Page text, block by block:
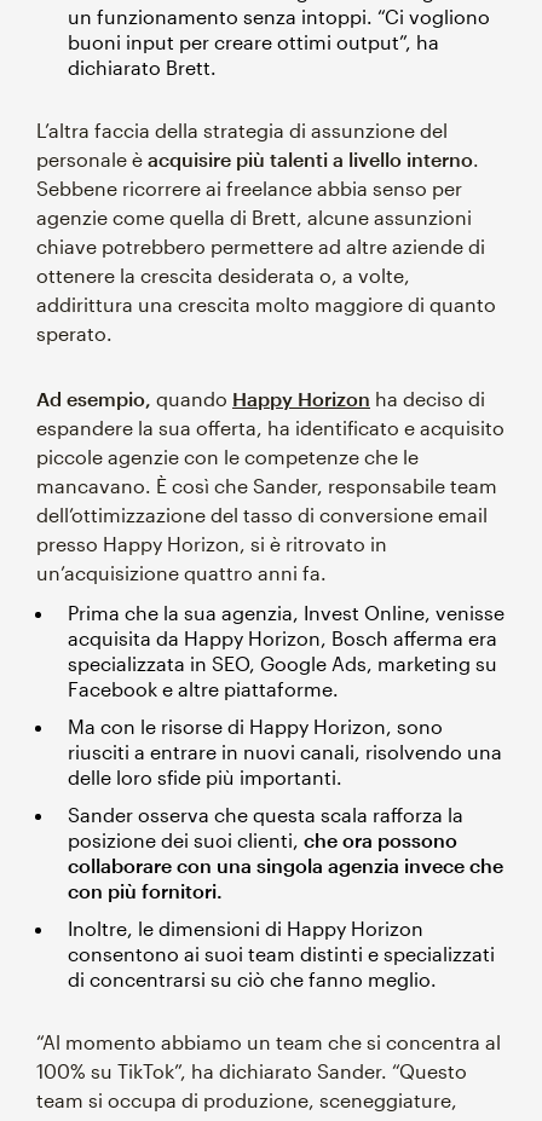
un funzionamento senza intoppi. “Ci vogliono
buoni input per creare ottimi output”, ha
dichiarato Brett.
L’altra faccia della strategia di assunzione del
personale è acquisire più talenti a livello interno.
Sebbene ricorrere ai freelance abbia senso per
agenzie come quella di Brett, alcune assunzioni
chiave potrebbero permettere ad altre aziende di
ottenere la crescita desiderata o, a volte,
addirittura una crescita molto maggiore di quanto
sperato.
Ad esempio, quando Happy Horizon ha deciso di
espandere la sua offerta, ha identificato e acquisito
piccole agenzie con le competenze che le
mancavano. È così che Sander, responsabile team
dell’ottimizzazione del tasso di conversione email
presso Happy Horizon, si è ritrovato in
un’acquisizione quattro anni fa.
Prima che la sua agenzia, Invest Online, venisse
acquisita da Happy Horizon, Bosch afferma era
specializzata in SEO, Google Ads, marketing su
Facebook e altre piattaforme.
Ma con le risorse di Happy Horizon, sono
riusciti a entrare in nuovi canali, risolvendo una
delle loro sfide più importanti.
Sander osserva che questa scala rafforza la
posizione dei suoi clienti, che ora possono
collaborare con una singola agenzia invece che
con più fornitori.
Inoltre, le dimensioni di Happy Horizon
consentono ai suoi team distinti e specializzati
di concentrarsi su ciò che fanno meglio.
“Al momento abbiamo un team che si concentra al
100% su TikTok”, ha dichiarato Sander. “Questo
team si occupa di produzione, sceneggiature,